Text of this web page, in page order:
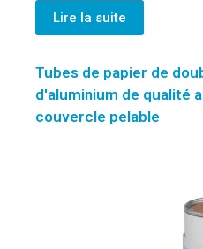
Lire la suite
Tubes de papier de
d'aluminium de qualité
couvercle pelable